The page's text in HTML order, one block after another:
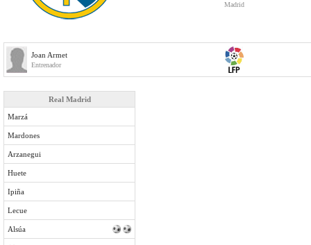
Madrid
Joan Armet
Entrenador
Real Madrid
Marzá
Mardones
Arzanegui
Huete
Ipiña
Lecue
Alsúa